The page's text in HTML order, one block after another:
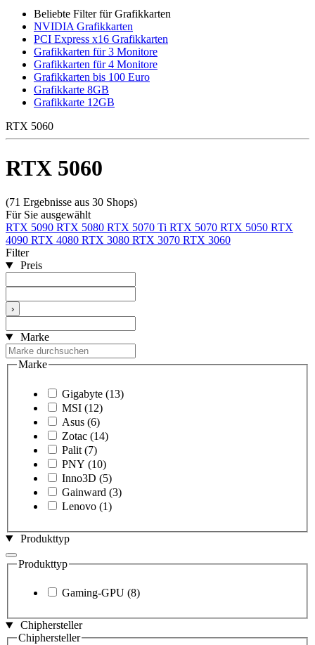
Beliebte Filter für Grafikkarten
NVIDIA Grafikkarten
PCI Express x16 Grafikkarten
Grafikkarten für 3 Monitore
Grafikkarten für 4 Monitore
Grafikkarten bis 100 Euro
Grafikkarte 8GB
Grafikkarte 12GB
RTX 5060
RTX 5060
(71 Ergebnisse aus 30 Shops)
Für Sie ausgewählt
RTX 5090 RTX 5080 RTX 5070 Ti RTX 5070 RTX 5050 RTX
4090 RTX 4080 RTX 3080 RTX 3070 RTX 3060
Filter
Preis
›
Marke
Marke
Gigabyte (13)
MSI (12)
Asus (6)
Zotac (14)
Palit (7)
PNY (10)
Inno3D (5)
Gainward (3)
Lenovo (1)
Produkttyp
Produkttyp
Gaming-GPU (8)
Chiphersteller
Chiphersteller